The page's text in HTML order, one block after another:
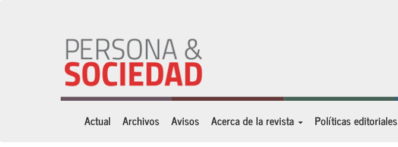
Actual Archivos Avisos Acerca de la revista Políticas editoriales